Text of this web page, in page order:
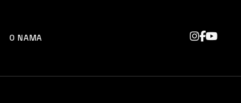
O NAMA